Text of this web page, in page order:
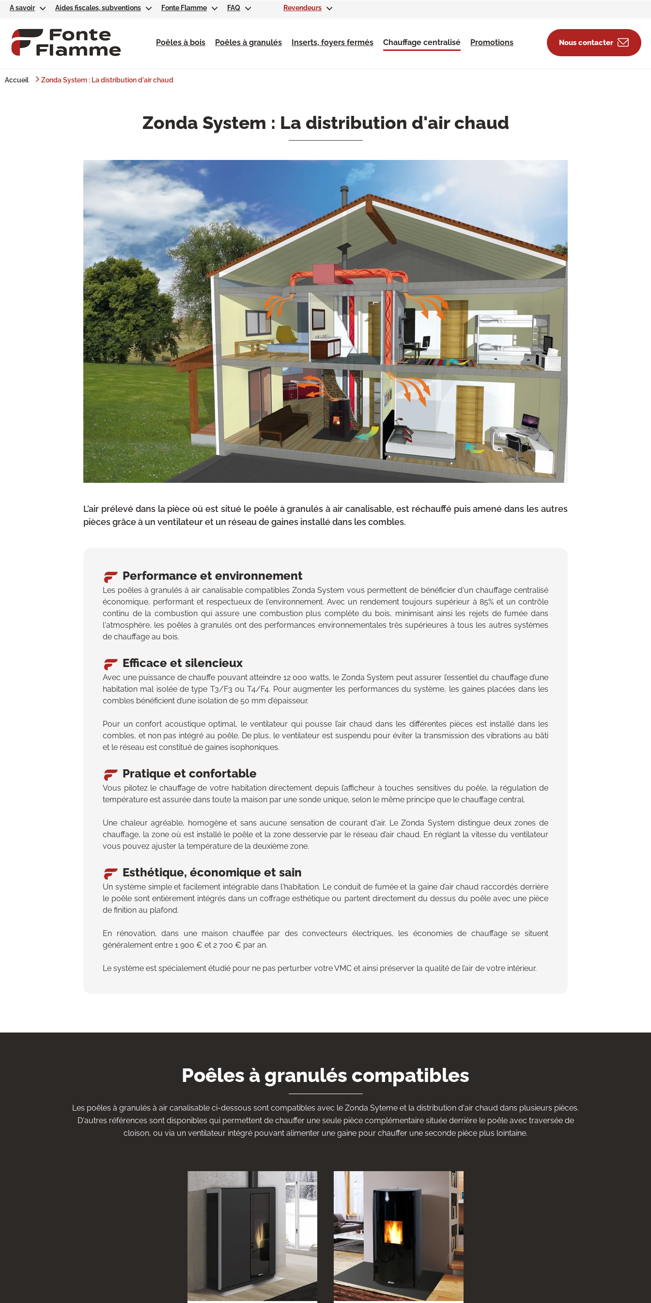
Poêles à bois Poêles à granulés Inserts, foyers fermés Chauffage centralisé Promotions Nous contacter
A savoir Aides fiscales, subventions Fonte Flamme FAQ Revendeurs
Accueil Zonda System : La distribution d'air chaud
Zonda System : La distribution d'air chaud
L’air prélevé dans la pièce où est situé le poêle à granulés à air canalisable, est réchauffé puis amené dans les autres
pièces grâce à un ventilateur et un réseau de gaines installé dans les combles.
Performance et environnement
Les poêles à granulés à air canalisable compatibles Zonda System vous permettent de bénéficier d'un chauffage centralisé
économique, performant et respectueux de l'environnement. Avec un rendement toujours supérieur à 85% et un contrôle
continu de la combustion qui assure une combustion plus complète du bois, minimisant ainsi les rejets de fumée dans
l'atmosphère, les poêles à granulés ont des performances environnementales très supérieures à tous les autres systèmes
de chauffage au bois.
Efficace et silencieux
Avec une puissance de chauffe pouvant atteindre 12 000 watts, le Zonda System peut assurer l’essentiel du chauffage d’une
habitation mal isolée de type T3/F3 ou T4/F4. Pour augmenter les performances du système, les gaines placées dans les
combles bénéficient d’une isolation de 50 mm d’épaisseur.
Pour un confort acoustique optimal, le ventilateur qui pousse l’air chaud dans les différentes pièces est installé dans les
combles, et non pas intégré au poêle. De plus, le ventilateur est suspendu pour éviter la transmission des vibrations au bâti
et le réseau est constitué de gaines isophoniques.
Pratique et confortable
Vous pilotez le chauffage de votre habitation directement depuis l’afficheur à touches sensitives du poêle, la régulation de
température est assurée dans toute la maison par une sonde unique, selon le même principe que le chauffage central.
Une chaleur agréable, homogène et sans aucune sensation de courant d'air. Le Zonda System distingue deux zones de
chauffage, la zone où est installé le poêle et la zone desservie par le réseau d’air chaud. En réglant la vitesse du ventilateur
vous pouvez ajuster la température de la deuxième zone.
Esthétique, économique et sain
Un système simple et facilement intégrable dans l'habitation. Le conduit de fumée et la gaine d’air chaud raccordés derrière
le poêle sont entièrement intégrés dans un coffrage esthétique ou partent directement du dessus du poêle avec une pièce
de finition au plafond.
En rénovation, dans une maison chauffée par des convecteurs électriques, les économies de chauffage se situent
généralement entre 1 900 € et 2 700 € par an.
Le système est spécialement étudié pour ne pas perturber votre VMC et ainsi préserver la qualité de l’air de votre intérieur.
Poêles à granulés compatibles
Les poêles à granulés à air canalisable ci-dessous sont compatibles avec le Zonda Syteme et la distribution d'air chaud dans plusieurs pièces.
D'autres références sont disponibles qui permettent de chauffer une seule pièce complémentaire située derrière le poêle avec traversée de
cloison, ou via un ventilateur intégré pouvant alimenter une gaine pour chauffer une seconde pièce plus lointaine.